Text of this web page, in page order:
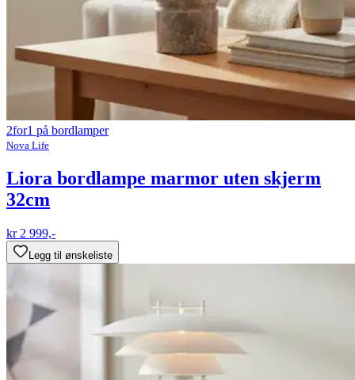
2for1 på bordlamper
Nova Life
Liora bordlampe marmor uten skjerm
32cm
kr 2 999,-
Legg til ønskeliste